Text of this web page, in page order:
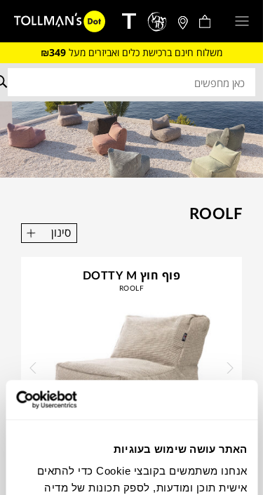
האתר עושה שימוש בעוגיות
אנחנו משתמשים בקובצי Cookie כדי להתאים
אישית תוכן ומודעות, לספק תכונות של מדיה
משלוח חינם ברכישת כלים ואביזרים מעל ₪349
ROOLF
סינון
פוף חוץ DOTTY M
ROOLF
₪ 3,165
18%
הנחה